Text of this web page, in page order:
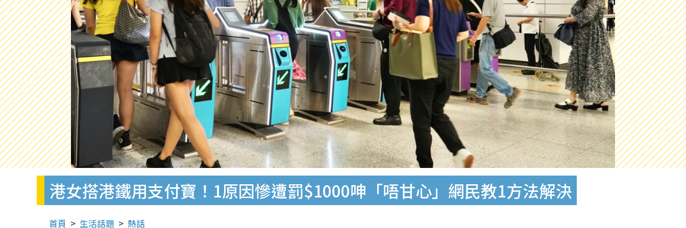
港女搭港鐵用支付寶！1原因慘遭罰$1000呻「唔甘心」網民教1方法解決
首頁 生活話題 熱話